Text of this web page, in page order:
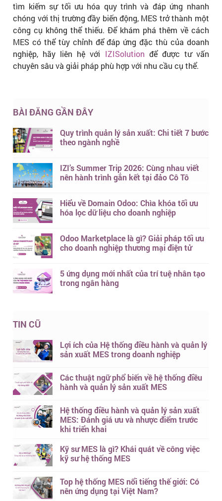
tìm kiếm sự tối ưu hóa quy trình và đáp ứng nhanh
chóng với thị trường đầy biến động, MES trở thành một
công cụ không thể thiếu. Để khám phá thêm về cách
MES có thể tùy chỉnh để đáp ứng đặc thù của doanh
nghiệp, hãy liên hệ với IZISolution để được tư vấn
chuyên sâu và giải pháp phù hợp với nhu cầu cụ thể.
BÀI ĐĂNG GẦN ĐÂY
Quy trình quản lý sản xuất: Chi tiết 7 bước
theo ngành nghề
IZI’s Summer Trip 2026: Cùng nhau viết
nên hành trình gắn kết tại đảo Cô Tô
Hiểu về Domain Odoo: Chìa khóa tối ưu
hóa lọc dữ liệu cho doanh nghiệp
Odoo Marketplace là gì? Giải pháp tối ưu
cho doanh nghiệp thương mại điện tử
5 ứng dụng mới nhất của trí tuệ nhân tạo
trong ngân hàng
TIN CŨ
Lợi ích của Hệ thống điều hành và quản lý
sản xuất MES trong doanh nghiệp
Các thuật ngữ phổ biến về hệ thống điều
hành và quản lý sản xuất MES
Hệ thống điều hành và quản lý sản xuất
MES: Đánh giá ưu và nhược điểm trước
khi triển khai
Kỹ sư MES là gì? Khái quát về công việc
kỹ sư hệ thống MES
Top hệ thống MES nổi tiếng thế giới: Có
nên ứng dụng tại Việt Nam?